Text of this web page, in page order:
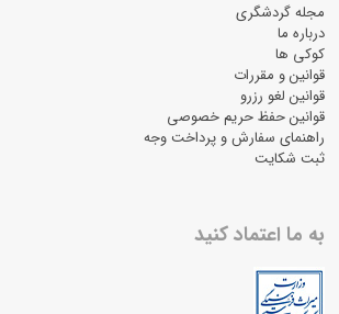
مجله گردشگری
درباره ما
کوکی ها
قوانین و مقررات
قوانین لغو رزرو
قوانین حفظ حریم خصوصی
راهنمای سفارش و پرداخت وجه
ثبت شکایت
به ما اعتماد کنید